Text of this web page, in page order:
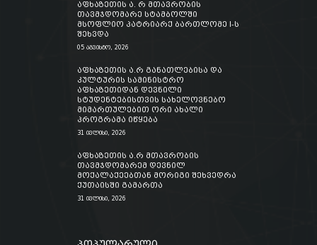
აფხაზეთის ა. რ მთავრობის
თავმჯდომარე სტამბოლში
მსოფლიო პატრიარქ ბართლომე I-ს
შეხვდა
05 აგვისტო, 2026
აფხაზეთის ა.რ განათლებისა და
კულტურის სამინისტრო
აფხაზეთიდან დევნილი
სტუდენტებისთვის სახელოვნებო
მიმართულებით ორი ახალი
პროგრამა იწყება
31 ივლისი, 2026
აფხაზეთის ა.რ მთავრობის
თავმჯდომარემ დევნილ
მოქალაქეებთან მორიგი შეხვედრა
ქუთაისში გამართა
31 ივლისი, 2026